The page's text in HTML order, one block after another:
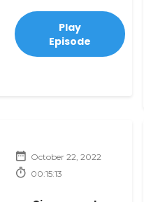
Play
Episode
October 22, 2022
00:15:13